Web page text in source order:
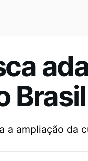
Brasil
a ampliação da